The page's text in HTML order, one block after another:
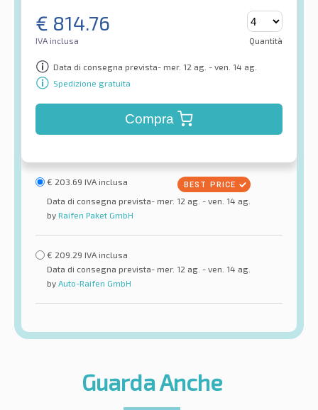
€ 814.76
IVA inclusa Quantità
Data di consegna prevista- mer. 12 ag. - ven. 14 ag.
Spedizione gratuita
Compra
€ 203.69 IVA inclusa
Data di consegna prevista- mer. 12 ag. - ven. 14 ag.
by Raifen Paket GmbH
€ 209.29 IVA inclusa
Data di consegna prevista- mer. 12 ag. - ven. 14 ag.
by Auto-Raifen GmbH
Guarda Anche